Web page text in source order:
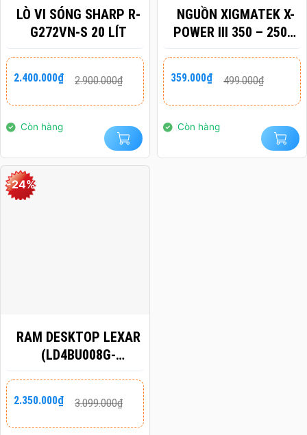
LÒ VI SÓNG SHARP R-
G272VN-S 20 LÍT
2.900.000₫
gốc
2.900.000₫.
2.400.000₫
hiện
là:
Còn hàng
NGUỒN XIGMATEK X-
POWER III 350 – 250W
EN49608 (MÀU ĐEN)
499.000₫
gốc
499.000₫.
359.000₫
hiện
là:
Còn hàng
-24%
RAM DESKTOP LEXAR
(LD4BU008G-
R3200GSXG) 8GB
3200MHZ
3.099.000₫
gốc
3.099.000₫.
2.350.000₫
hiện
là: